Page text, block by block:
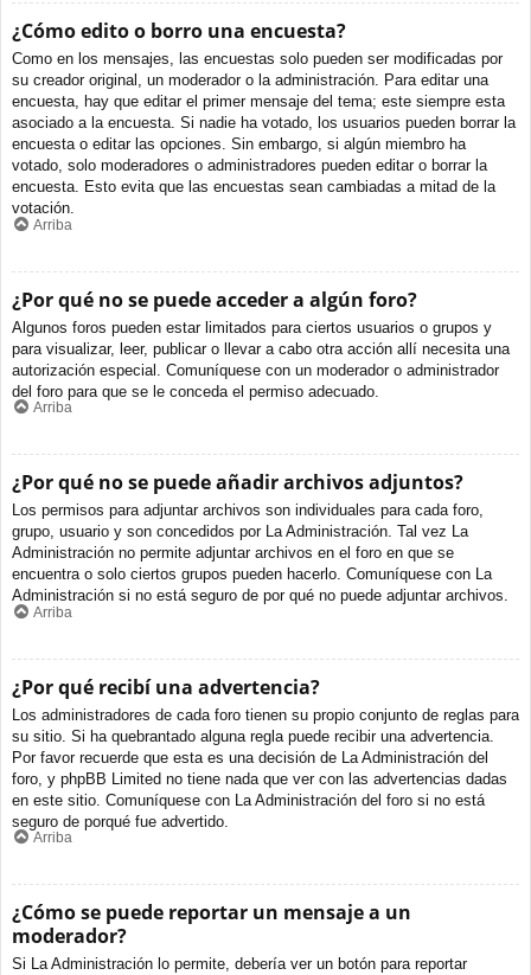
¿Cómo edito o borro una encuesta?
Como en los mensajes, las encuestas solo pueden ser modificadas por
su creador original, un moderador o la administración. Para editar una
encuesta, hay que editar el primer mensaje del tema; este siempre esta
asociado a la encuesta. Si nadie ha votado, los usuarios pueden borrar la
encuesta o editar las opciones. Sin embargo, si algún miembro ha
votado, solo moderadores o administradores pueden editar o borrar la
encuesta. Esto evita que las encuestas sean cambiadas a mitad de la
votación.
Arriba
¿Por qué no se puede acceder a algún foro?
Algunos foros pueden estar limitados para ciertos usuarios o grupos y
para visualizar, leer, publicar o llevar a cabo otra acción allí necesita una
autorización especial. Comuníquese con un moderador o administrador
del foro para que se le conceda el permiso adecuado.
Arriba
¿Por qué no se puede añadir archivos adjuntos?
Los permisos para adjuntar archivos son individuales para cada foro,
grupo, usuario y son concedidos por La Administración. Tal vez La
Administración no permite adjuntar archivos en el foro en que se
encuentra o solo ciertos grupos pueden hacerlo. Comuníquese con La
Administración si no está seguro de por qué no puede adjuntar archivos.
Arriba
¿Por qué recibí una advertencia?
Los administradores de cada foro tienen su propio conjunto de reglas para
su sitio. Si ha quebrantado alguna regla puede recibir una advertencia.
Por favor recuerde que esta es una decisión de La Administración del
foro, y phpBB Limited no tiene nada que ver con las advertencias dadas
en este sitio. Comuníquese con La Administración del foro si no está
seguro de porqué fue advertido.
Arriba
¿Cómo se puede reportar un mensaje a un
moderador?
Si La Administración lo permite, debería ver un botón para reportar